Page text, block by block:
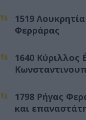
1519
Φερράρας
1640 Κύριλλος
1798 Ρήγας
και